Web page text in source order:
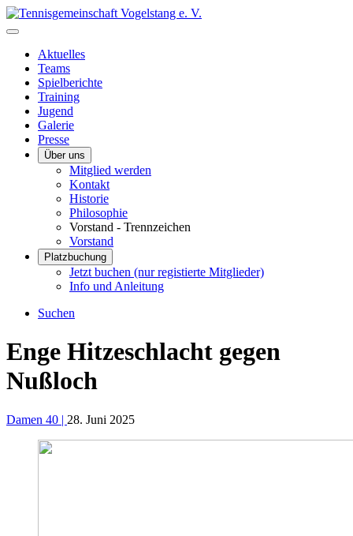
Aktuelles
Teams
Spielberichte
Training
Jugend
Galerie
Presse
Über uns
Mitglied werden
Kontakt
Historie
Philosophie
Vorstand - Trennzeichen
Vorstand
Platzbuchung
Jetzt buchen (nur registierte Mitglieder)
Info und Anleitung
Suchen
Enge Hitzeschlacht gegen
Nußloch
Damen 40 | 28. Juni 2025